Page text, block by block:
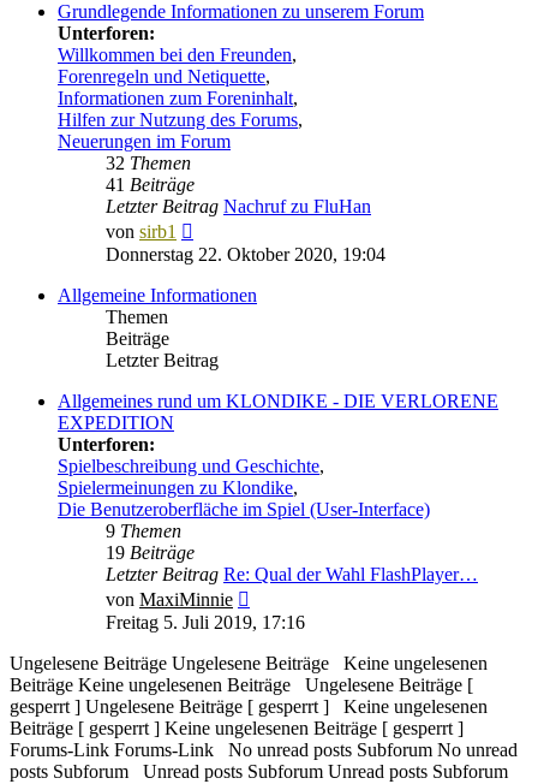
Grundlegende Informationen zu unserem Forum
Unterforen:
Willkommen bei den Freunden,
Forenregeln und Netiquette,
Informationen zum Foreninhalt,
Hilfen zur Nutzung des Forums,
Neuerungen im Forum
32 Themen
41 Beiträge
Letzter Beitrag Nachruf zu FluHan
von sirb1
Beitrag
Donnerstag 22. Oktober 2020, 19:04
Allgemeine Informationen
Themen
Beiträge
Letzter Beitrag
Allgemeines rund um KLONDIKE - DIE VERLORENE
EXPEDITION
Unterforen:
Spielbeschreibung und Geschichte,
Spielermeinungen zu Klondike,
Die Benutzeroberfläche im Spiel (User-Interface)
9 Themen
19 Beiträge
Letzter Beitrag Re: Qual der Wahl FlashPlayer…
von MaxiMinnie
Beitrag
Freitag 5. Juli 2019, 17:16
Ungelesene Beiträge Ungelesene Beiträge Keine ungelesenen
Beiträge Keine ungelesenen Beiträge Ungelesene Beiträge [
gesperrt ] Ungelesene Beiträge [ gesperrt ] Keine ungelesenen
Beiträge [ gesperrt ] Keine ungelesenen Beiträge [ gesperrt ]
Forums-Link Forums-Link No unread posts Subforum No unread
posts Subforum Unread posts Subforum Unread posts Subforum